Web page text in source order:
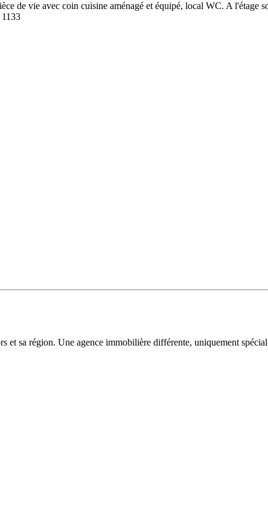
de vie avec coin cuisine aménagé et équipé, local WC. A l'étage
et sa région. Une agence immobilière différente, uniquement